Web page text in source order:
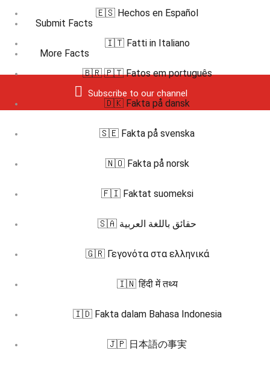
Submit Facts
More Facts
Subscribe to our channel
🇪🇸 Hechos en Español
🇮🇹 Fatti in Italiano
🇧🇷 🇵🇹 Fatos em português
🇩🇰 Fakta på dansk
🇸🇪 Fakta på svenska
🇳🇴 Fakta på norsk
🇫🇮 Faktat suomeksi
🇸🇦 حقائق باللغة العربية
🇬🇷 Γεγονότα στα ελληνικά
🇮🇳 हिंदी में तथ्य
🇮🇩 Fakta dalam Bahasa Indonesia
🇯🇵 日本語の事実